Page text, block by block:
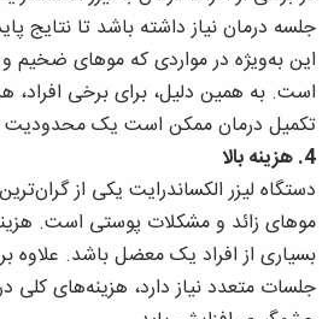
جلسه درمان نیاز داشته باشد تا نتایج
این به‌ویژه در مواردی که موهای ضخیم
است. به همین دلیل، برای برخی افراد،
تکمیل درمان ممکن است یک محدودیت
4. هزینه بالا
دستگاه لیزر الکساندرایت یکی از
موهای زائد و مشکلات پوستی است.
بسیاری از افراد یک معضل باشد. علاوه
جلسات متعدد نیاز دارد، هزینه‌های کلی